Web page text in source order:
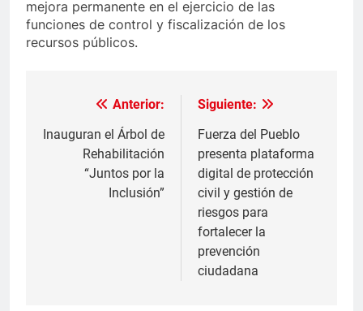
mejora permanente en el ejercicio de las
funciones de control y fiscalización de los
recursos públicos.
Navegación
de
entradas
Anterior:
Inauguran el Árbol de
Rehabilitación
“Juntos por la
Inclusión”
Siguiente:
Fuerza del Pueblo
presenta plataforma
digital de protección
civil y gestión de
riesgos para
fortalecer la
prevención
ciudadana